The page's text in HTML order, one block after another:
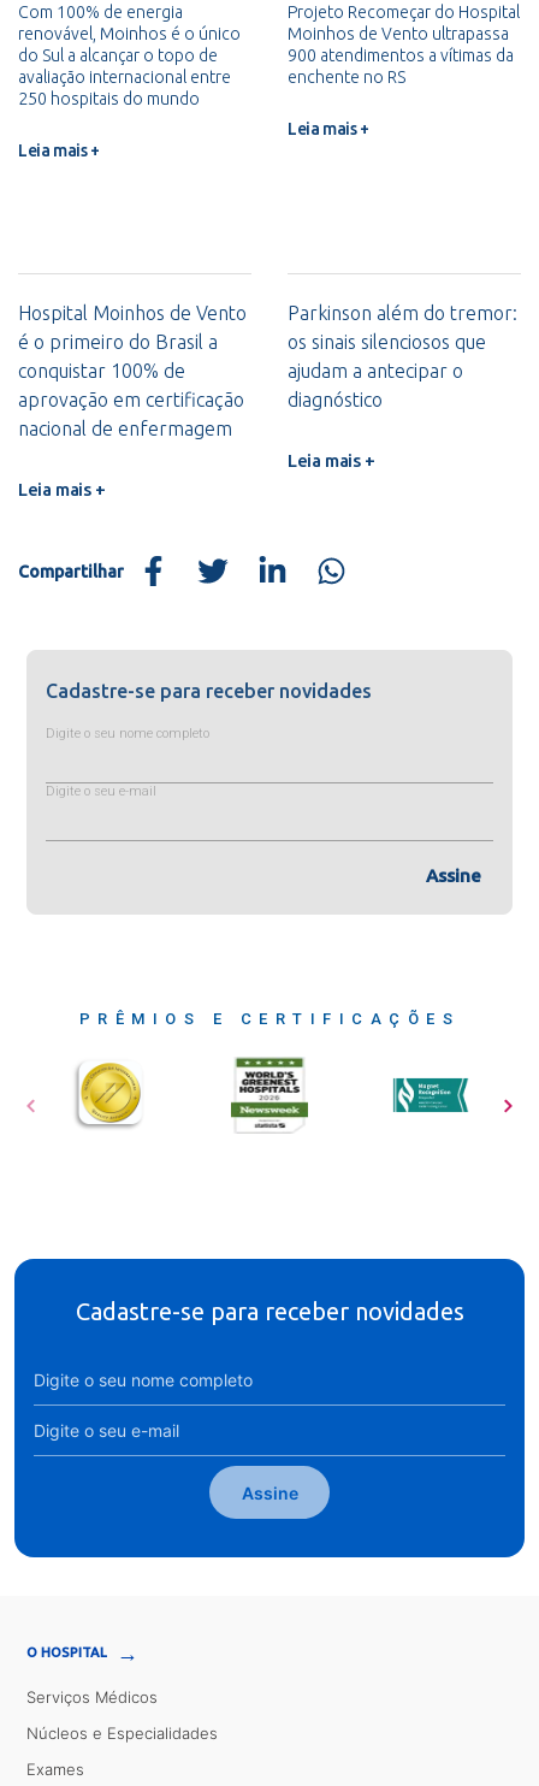
Com 100% de energia
renovável, Moinhos é o único
do Sul a alcançar o topo de
avaliação internacional entre
250 hospitais do mundo
Leia mais +
Projeto Recomeçar do Hospital
Moinhos de Vento ultrapassa
900 atendimentos a vítimas da
enchente no RS
Leia mais +
Hospital Moinhos de Vento
é o primeiro do Brasil a
conquistar 100% de
aprovação em certificação
nacional de enfermagem
Leia mais +
Parkinson além do tremor:
os sinais silenciosos que
ajudam a antecipar o
diagnóstico
Leia mais +
Compartilhar
Cadastre-se para receber novidades
Digite o seu nome completo
Digite o seu e-mail
Assine
PRÊMIOS E CERTIFICAÇÕES
Cadastre-se para receber novidades
Assine
O HOSPITAL →
Serviços Médicos
Núcleos e Especialidades
Exames